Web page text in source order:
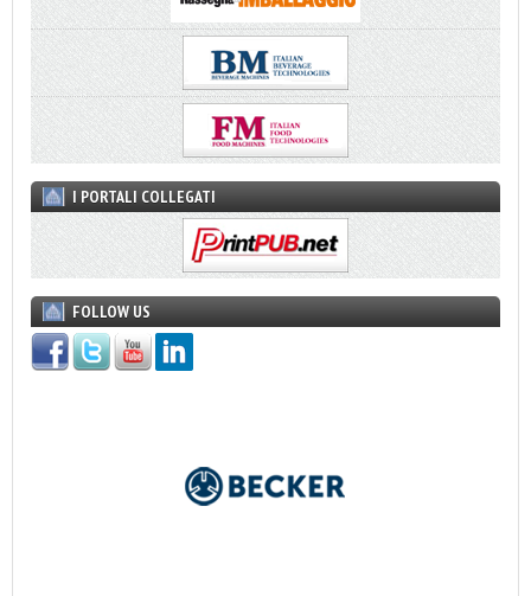
I PORTALI COLLEGATI
FOLLOW US